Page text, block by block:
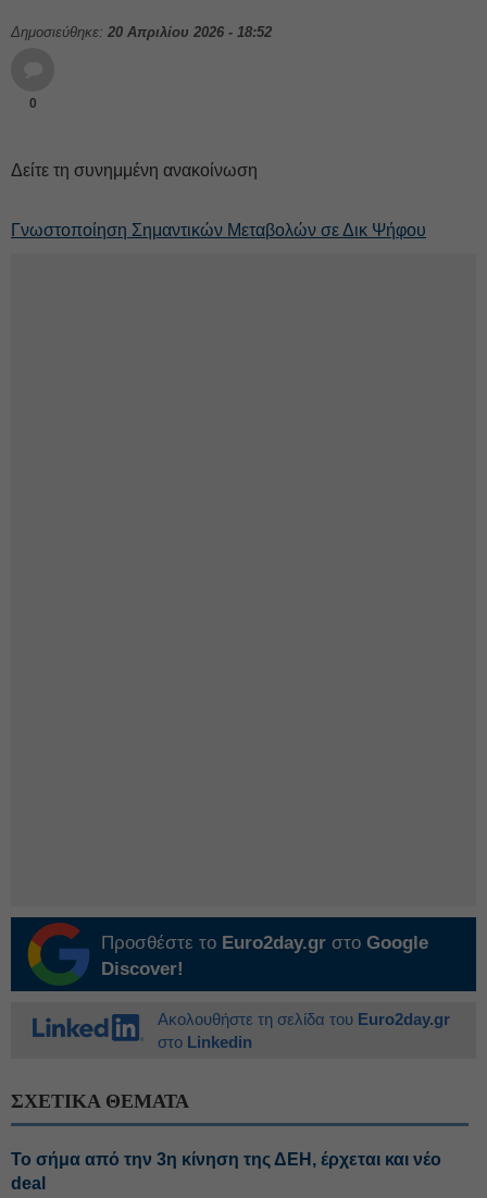
Δημοσιεύθηκε: 20 Απριλίου 2026 - 18:52
0
Δείτε τη συνημμένη ανακοίνωση
Γνωστοποίηση Σημαντικών Μεταβολών σε Δικ Ψήφου
Προσθέστε το Euro2day.gr στο Google
Discover!
Ακολουθήστε τη σελίδα του Euro2day.gr
στο Linkedin
ΣΧΕΤΙΚΑ ΘΕΜΑΤΑ
Το σήμα από την 3η κίνηση της ΔΕΗ, έρχεται και νέο
deal